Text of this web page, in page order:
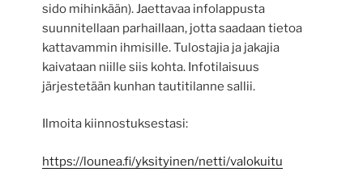
sido mihinkään). Jaettavaa infolappusta
suunnitellaan parhaillaan, jotta saadaan tietoa
kattavammin ihmisille. Tulostajia ja jakajia
kaivataan niille siis kohta. Infotilaisuus
järjestetään kunhan tautitilanne sallii.
Ilmoita kiinnostuksestasi:
https://lounea.fi/yksityinen/netti/valokuitu